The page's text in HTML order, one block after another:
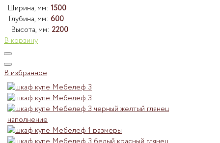
Ширина, мм: 1500
Глубина, мм: 600
Высота, мм: 2200
В корзину
В избранное